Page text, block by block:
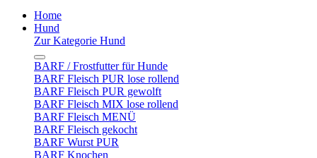
Home
Hund
Zur Kategorie Hund
BARF / Frostfutter für Hunde
BARF Fleisch PUR lose rollend
BARF Fleisch PUR gewolft
BARF Fleisch MIX lose rollend
BARF Fleisch MENÜ
BARF Fleisch gekocht
BARF Wurst PUR
BARF Knochen